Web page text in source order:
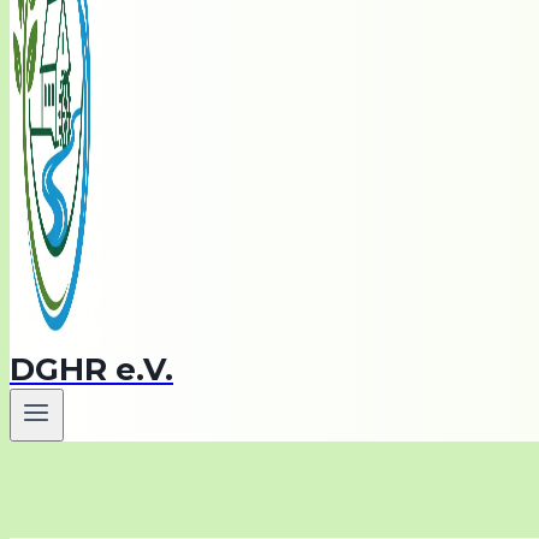
DGHR e.V.